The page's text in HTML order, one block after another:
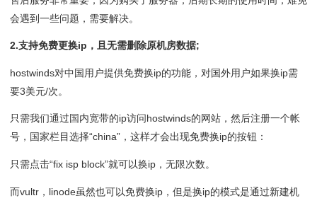
会遇到一些问题，需要解决。
2.支持免费更换ip，且无需删除原机房数据;
hostwinds对中国用户提供免费换ip的功能，对国外用户如果换ip需
要3美元/次。
只需我们通过国内宽带的ip访问hostwinds的网站，然后注册一个帐
号，国家栏目选择“china”，这样才会出现免费换ip的按钮：
只需点击“fix isp block”就可以换ip，无限次数。
而vultr，linode虽然也可以免费换ip，但是换ip的模式是通过新建机